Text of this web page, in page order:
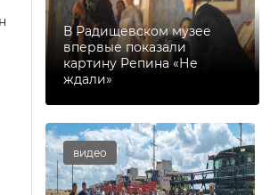
В Радищевском музее
впервые показали
картину Репина «Не
ждали»
видео